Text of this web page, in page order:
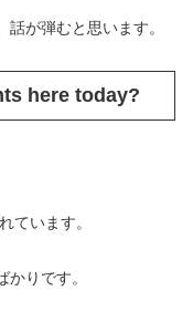
が弾むと思います。
here today?
ています。
りです。